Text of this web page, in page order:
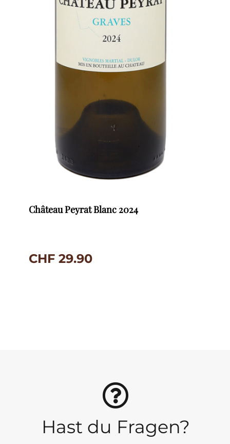
Château Peyrat Blanc 2024
CHF 29.90
Hast du Fragen?